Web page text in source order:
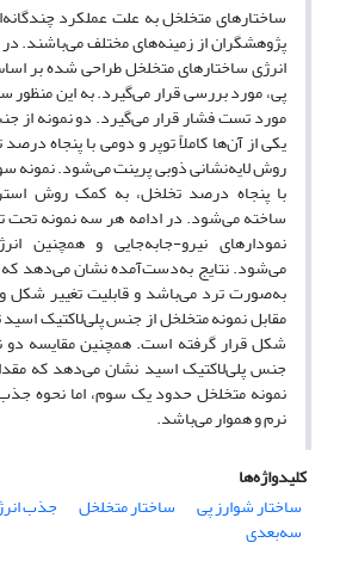
ساختارهای متخلخل به علت عملکرد
پژوهشگران از زمینه‌های مختلف می‌باشند.
انرژی ساختارهای متخلخل طراحی شده بر
پی، مورد بررسی قرار می‌گیرد. به این منظور
مورد تست فشار قرار می‌گیرد. دو نمونه از
یکی از آن­‌ها کاملاً توپر و دومی با پنجاه
روش لایه‌­نشانی ذوبی پرینت می‌شود. نمونه
با پنجاه درصد تخلخل، به کمک روش
ساخته می‌شود. در ادامه هر سه نمونه تحت
نمودارهای نیرو-جابه­‌جا‌یی و همچنین
می‌شود. نتایج به‌دست‌آمده نشان می‌دهد که
به‌صورت ترد می‌باشد و قابلیت تغییر شکل
شکل قرار گرفته است. همچنین مقایسه دو
جنس پلی­‌لاکتیک اسید نشان می‌دهد که
نمونه متخلخل حدود یک سوم، اما نحوه
نرم و هموار می‌باشد.
کلیدواژه‌ها
ساختار شوارز پی
ساختار متخلخل جذب
سه‌بعدی